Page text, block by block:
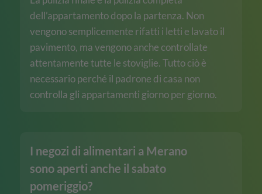
dell’appartamento dopo la partenza. Non
vengono semplicemente rifatti i letti e lavato il
pavimento, ma vengono anche controllate
attentamente tutte le stoviglie. Tutto ciò è
necessario perché il padrone di casa non
controlla gli appartamenti giorno per giorno.
I negozi di alimentari a Merano
sono aperti anche il sabato
pomeriggio?